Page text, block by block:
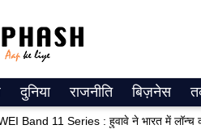
दुनिया राजनीति बिज़नेस